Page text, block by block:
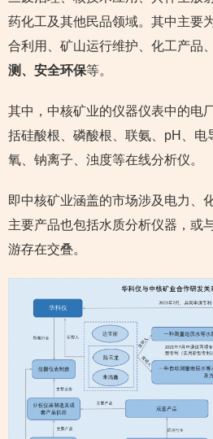
药化工及其他民品领域。其中主要
合利用、矿山运行维护、化工产品、
测、安全环保等。
其中，中核矿业的仪器仪表中的电
括硅酸根、磷酸根、联氨、pH、电
氧、钠离子、浊度等在线分析仪。
即中核矿业涵盖的市场涉及电力、
主要产品也包括水质分析仪器，或
游存在交叠。